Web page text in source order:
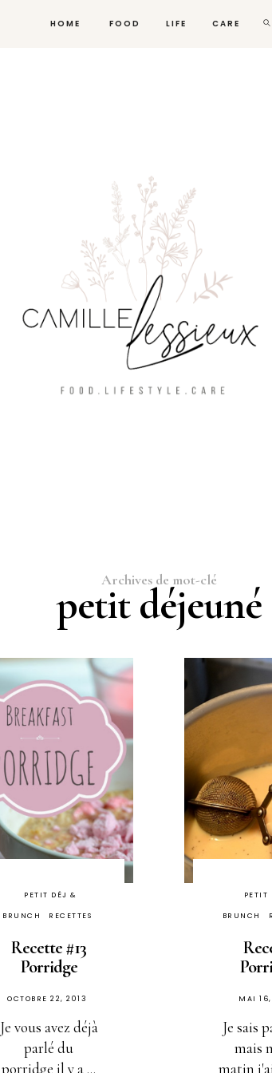
HOME FOOD LIFE CARE
Archives de mot-clé
petit déjeuné
PETIT DÉJ &
BRUNCH RECETTES
Recette #13
Porridge
PUBLIÉ
OCTOBRE 22, 2013
Je vous avez déjà
parlé du
porridge il y a ...
PETIT
BRUNCH
PUBLIÉ
MAI
Je sais
mais
matin